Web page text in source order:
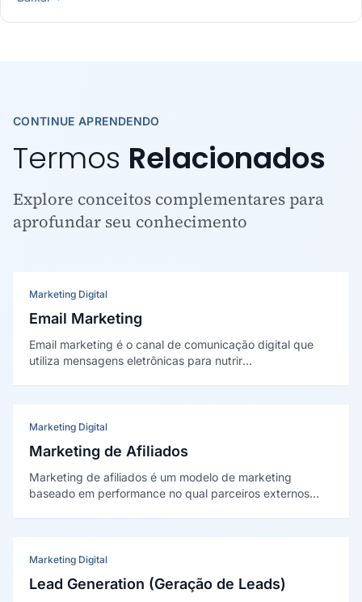
CONTINUE APRENDENDO
Termos Relacionados
Explore conceitos complementares para
aprofundar seu conhecimento
Marketing Digital
Email Marketing
Email marketing é o canal de comunicação digital que
utiliza mensagens eletrônicas para nutrir
Marketing Digital
Marketing de Afiliados
Marketing de afiliados é um modelo de marketing
baseado em performance no qual parceiros externos
de marketing digital.
Marketing Digital
Lead Generation (Geração de Leads)